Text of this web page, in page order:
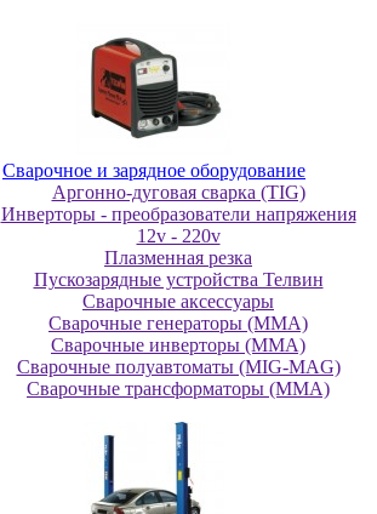
Cвapoчнoe и зарядное оборудование
Аргонно-дуговая сварка (TIG)
Инверторы - преобразователи напряжения
12v - 220v
Плазменная резка
Пускозарядные устройства Телвин
Сварочные аксессуары
Сварочные генераторы (MMA)
Сварочные инверторы (MMA)
Сварочные полуавтоматы (MIG-MAG)
Сварочные трансформаторы (MMA)